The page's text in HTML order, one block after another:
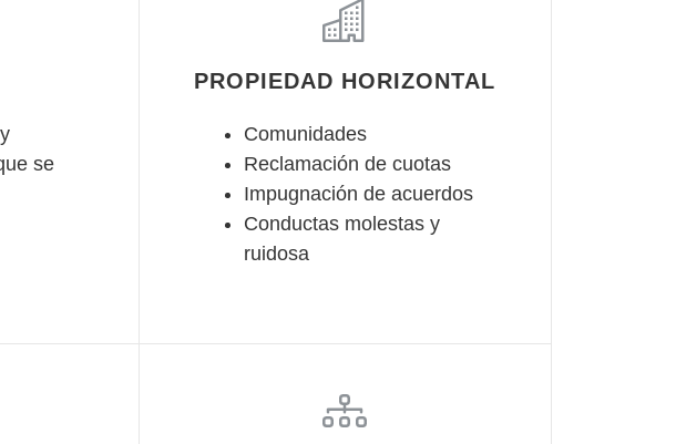
se
PROPIEDAD HORIZONTAL
Comunidades
Reclamación de cuotas
Impugnación de acuerdos
Conductas molestas y
ruidosa